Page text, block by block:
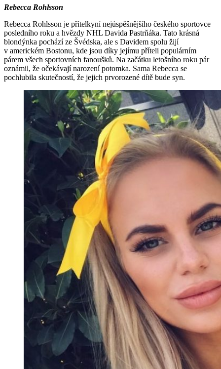
Rebecca Rohlsson
Rebecca Rohlsson je přítelkyní nejúspěšnějšího českého sportovce
posledního roku a hvězdy NHL Davida Pastrňáka. Tato krásná
blondýnka pochází ze Švédska, ale s Davidem spolu žijí
v americkém Bostonu, kde jsou díky jejímu příteli populárním
párem všech sportovních fanoušků. Na začátku letošního roku pár
oznámil, že očekávají narození potomka. Sama Rebecca se
pochlubila skutečností, že jejich prvorozené dítě bude syn.